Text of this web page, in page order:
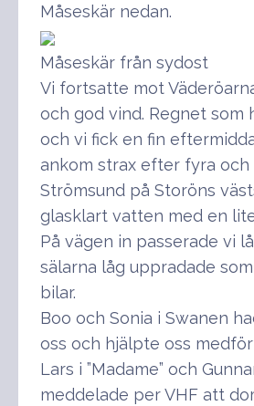
Måseskär nedan.
Måseskär från sydost
Vi fortsatte mot
och god vind. Regnet som
och vi fick en fin
ankom strax efter fyra och
Strömsund på Storöns
glasklart vatten med en
På vägen in passerade vi
sälarna låg uppradade
bilar.
Boo och Sonia i Swanen
oss och hjälpte oss
Lars i ”Madame” och
meddelade per VHF att